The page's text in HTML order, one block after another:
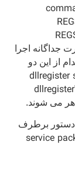
جداگانه اجرا
از این دو
dllregister
dllregister
می شوند.
دستور برطرف
service